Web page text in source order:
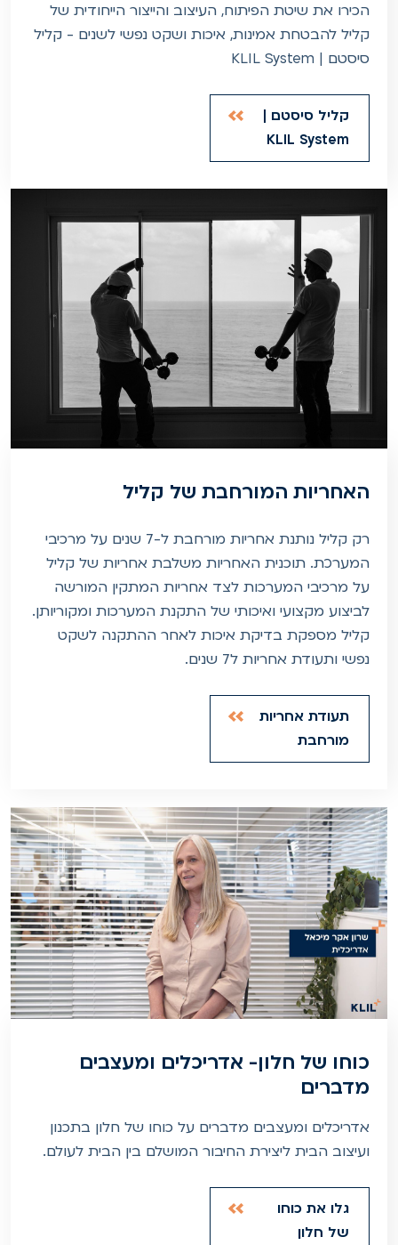
הכירו את שיטת הפיתוח, העיצוב והייצור הייחודית של
קליל להבטחת אמינות, איכות ושקט נפשי לשנים - קליל
סיסטם | KLIL System
קליל סיסטם |
KLIL System
האחריות המורחבת של קליל
רק קליל נותנת אחריות מורחבת ל-7 שנים על מרכיבי
המערכת. תוכנית האחריות משלבת אחריות של קליל
על מרכיבי המערכות לצד אחריות המתקין המורשה
לביצוע מקצועי ואיכותי של התקנת המערכות ומקוריותן.
קליל מספקת בדיקת איכות לאחר ההתקנה לשקט
נפשי ותעודת אחריות ל7 שנים.
תעודת אחריות
מורחבת
כוחו של חלון- אדריכלים ומעצבים
מדברים
אדריכלים ומעצבים מדברים על כוחו של חלון בתכנון
ועיצוב הבית ליצירת החיבור המושלם בין הבית לעולם.
גלו את כוחו
של חלון